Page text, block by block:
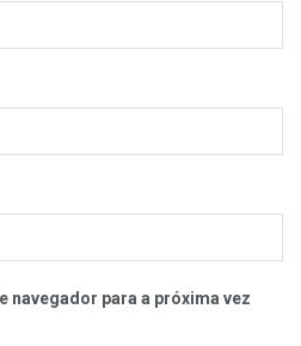
navegador para a próxima vez